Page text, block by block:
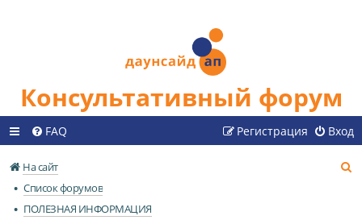
Консультативный форум
FAQ Вход
Регистрация
На сайт
Список форумов
ПОЛЕЗНАЯ ИНФОРМАЦИЯ